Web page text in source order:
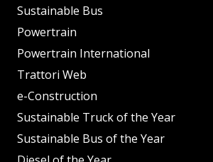
Sustainable Bus
Powertrain
Powertrain International
Trattori Web
e-Construction
Sustainable Truck of the Year
Sustainable Bus of the Year